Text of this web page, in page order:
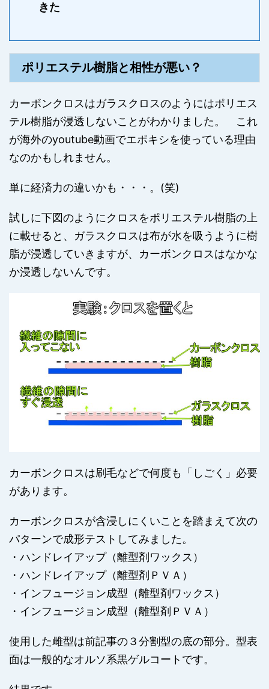
きた
ポリエステル樹脂と相性が悪い？
カーボンクロスはガラスクロスのようにはポリエス
テル樹脂が浸透しないことがわかりました。 これ
が海外のyoutube動画でエポキシを使っている理由
なのかもしれません。
単に経済力の違いかも・・・。(笑)
試しに下図のようにクロスをポリエステル樹脂の上
に載せると、ガラスクロスは布が水を吸うように樹
脂が浸透していきますが、カーボンクロスはなかな
か浸透しないんです。
カーボンクロスは刷毛などで何度も「しごく」必要
があります。
カーボンクロスが含浸しにくいことを踏まえて次の
パターンで成形テストしてみました。
・ハンドレイアップ（離型剤ワックス）
・ハンドレイアップ（離型剤ＰＶＡ）
・インフュージョン成型（離型剤ワックス）
・インフュージョン成型（離型剤ＰＶＡ）
使用した雌型は前記事の３分割型の底の部分。型表
面は一般的なオルソ系黒ゲルコートです。